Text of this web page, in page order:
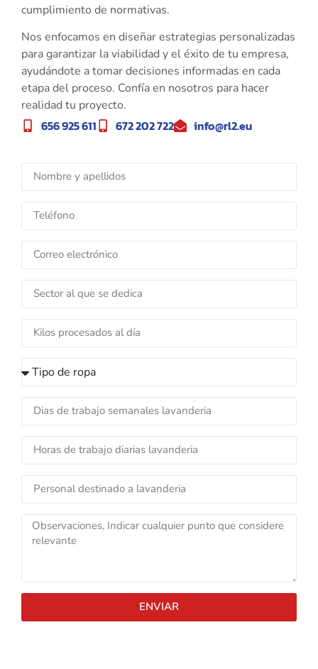
cumplimiento de normativas.
Nos enfocamos en diseñar estrategias personalizadas
para garantizar la viabilidad y el éxito de tu empresa,
ayudándote a tomar decisiones informadas en cada
etapa del proceso. Confía en nosotros para hacer
realidad tu proyecto.
656 925 611 672 202 722 info@rl2.eu
ENVIAR